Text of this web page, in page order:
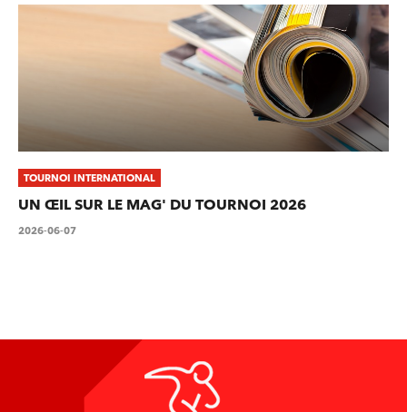
TOURNOI INTERNATIONAL
UN ŒIL SUR LE MAG' DU TOURNOI 2026
2026-06-07